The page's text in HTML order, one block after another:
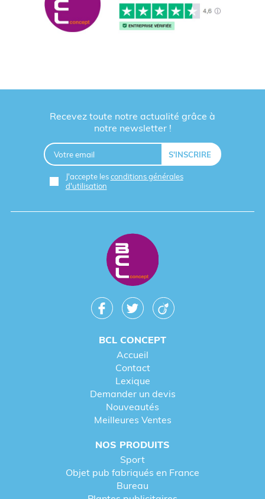
Recevez toute notre actualité grâce à
notre newsletter !
J'accepte lesconditions générales
d'utilisation
BCL CONCEPT
Accueil
Contact
Lexique
Demander un devis
Nouveautés
Meilleures Ventes
NOS PRODUITS
Sport
Objet pub fabriqués en France
Bureau